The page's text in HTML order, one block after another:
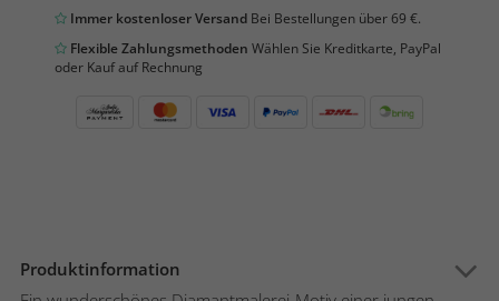
Immer kostenloser Versand Bei Bestellungen über 69 €.
Flexible Zahlungsmethoden Wählen Sie Kreditkarte, PayPal
oder Kauf auf Rechnung
Produktinformation